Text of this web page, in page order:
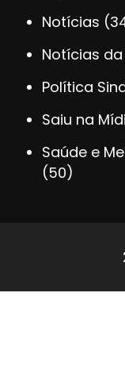
Notícias
Notícias
Política
Saiu na
Saúde e
(50)